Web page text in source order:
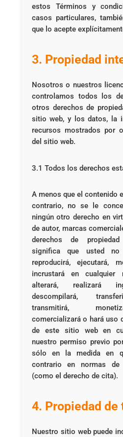
estos Términos y
casos particulares,
que lo acepte
3. Propiedad
Nosotros o nuestros
controlamos todos los
otros derechos de
sitio web, y los datos, la
recursos mostrados por
del sitio web.
3.1 Todos los derechos
A menos que el contenido
contrario, no se le
ningún otro derecho en
de autor, marcas
derechos de
significa que usted no
reproducirá, ejecutará,
incrustará en cualquier
alterará, realizará
descompilará,
transmitirá,
comercializará o hará uso
de este sitio web en
nuestro permiso previo
sólo en la medida en
contrario en normas de
(como el derecho de cita).
4. Propiedad de
Nuestro sitio web puede